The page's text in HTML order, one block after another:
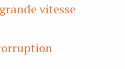
vitesse